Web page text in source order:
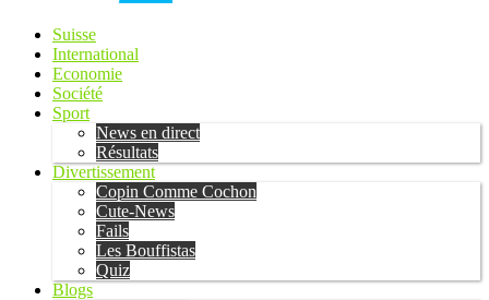
Suisse
International
Economie
Société
Sport
News en direct
Résultats
Divertissement
Copin Comme Cochon
Cute-News
Fails
Les Bouffistas
Quiz
Blogs